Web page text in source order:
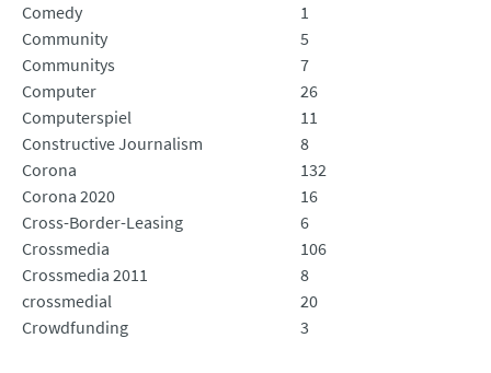
Comedy
1
Community
5
Communitys
7
Computer
26
Computerspiel
11
Constructive Journalism
8
Corona
132
Corona 2020
16
Cross-Border-Leasing
6
Crossmedia
106
Crossmedia 2011
8
crossmedial
20
Crowdfunding
3